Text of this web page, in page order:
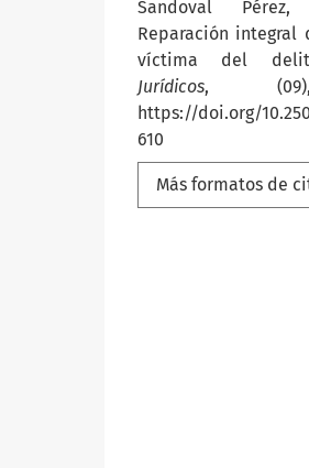
Sandoval
Reparación integral
víctima del
Jurídicos,
https://doi.org/
610
Más formatos de